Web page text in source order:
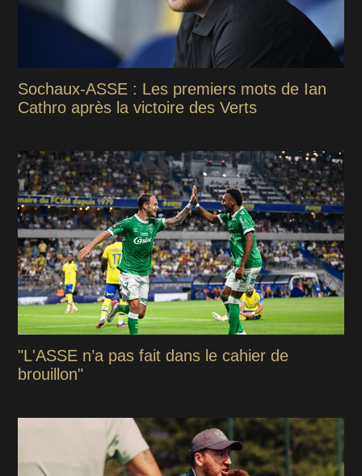
Sochaux-ASSE : Les premiers mots de Ian
Cathro après la victoire des Verts
"L'ASSE n’a pas fait dans le cahier de
brouillon"